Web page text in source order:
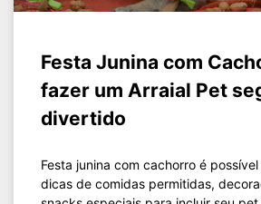
Festa Junina com
fazer um Arraial Pet
divertido
Festa junina com cachorro é
dicas de comidas permitidas,